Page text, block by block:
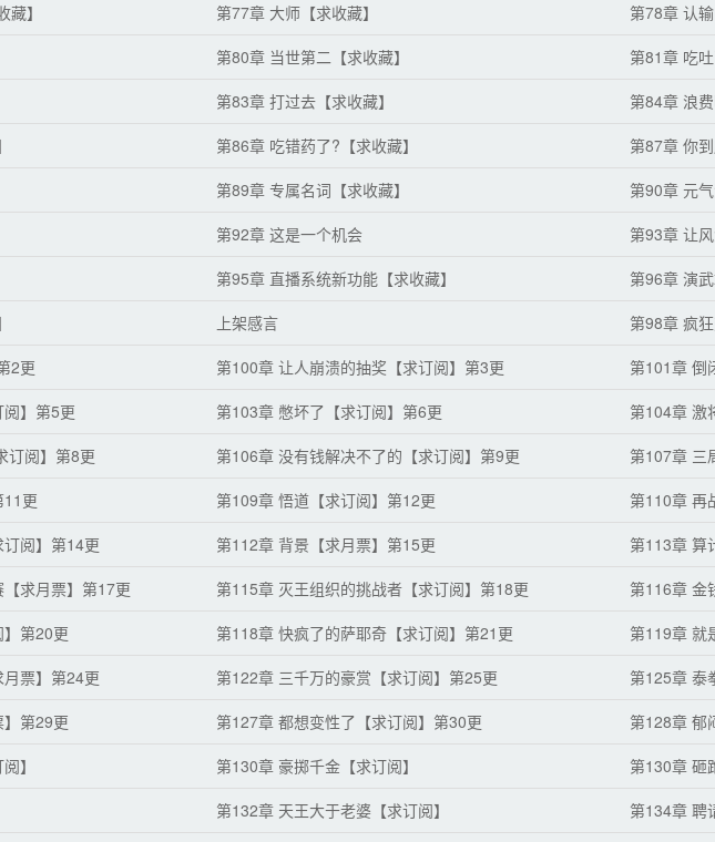
】
第77章 大师【求收藏】
第78章 认输
第80章 当世第二【求收藏】
第81章 吃吐
第83章 打过去【求收藏】
第84章 浪
第86章 吃错药了?【求收藏】
第87章 你
第89章 专属名词【求收藏】
第90章 元
第92章 这是一个机会
第93章 让
第95章 直播系统新功能【求收藏】
第96章 演武
上架感言
第98章 疯
2更
第100章 让人崩溃的抽奖【求订阅】第3更
第101章 倒
】第5更
第103章 憋坏了【求订阅】第6更
第104章 激
订阅】第8更
第106章 没有钱解决不了的【求订阅】第9更
第107章 三
更
第109章 悟道【求订阅】第12更
第110章 再
阅】第14更
第112章 背景【求月票】第15更
第113章 算
求月票】第17更
第115章 灭王组织的挑战者【求订阅】第18更
第116章 金
第20更
第118章 快疯了的萨耶奇【求订阅】第21更
第119章 就
票】第24更
第122章 三千万的豪赏【求订阅】第25更
第125章 泰
第29更
第127章 都想变性了【求订阅】第30更
第128章 郁
】
第130章 豪掷千金【求订阅】
第130章 砸
第132章 天王大于老婆【求订阅】
第134章 聘